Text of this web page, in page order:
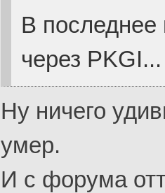
В последнее
через PKGI...
Ну ничего
умер.
И с форума